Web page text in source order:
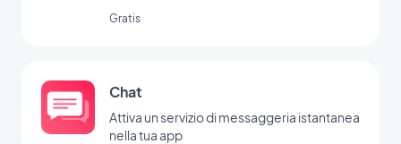
Gratis
Chat
Attiva un servizio di messaggeria istantanea
nella tua app